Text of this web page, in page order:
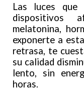
Las luces
dispositivos
melatonina,
exponerte a
retrasa, te
su calidad
lento, sin
horas.